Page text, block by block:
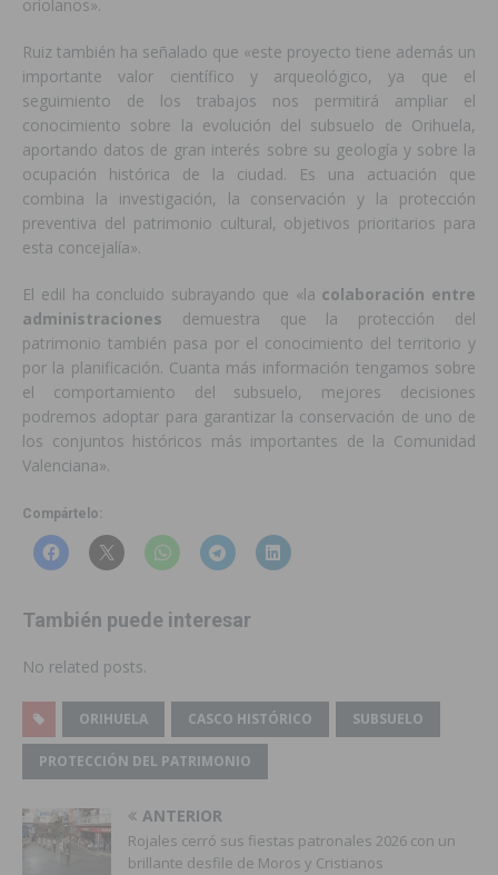
oriolanos».
Ruiz también ha señalado que «este proyecto tiene además un
importante valor científico y arqueológico, ya que el
seguimiento de los trabajos nos permitirá ampliar el
conocimiento sobre la evolución del subsuelo de Orihuela,
aportando datos de gran interés sobre su geología y sobre la
ocupación histórica de la ciudad. Es una actuación que
combina la investigación, la conservación y la protección
preventiva del patrimonio cultural, objetivos prioritarios para
esta concejalía».
El edil ha concluido subrayando que «la colaboración entre
administraciones demuestra que la protección del
patrimonio también pasa por el conocimiento del territorio y
por la planificación. Cuanta más información tengamos sobre
el comportamiento del subsuelo, mejores decisiones
podremos adoptar para garantizar la conservación de uno de
los conjuntos históricos más importantes de la Comunidad
Valenciana».
Compártelo:
También puede interesar
No related posts.
ORIHUELA CASCO HISTÓRICO SUBSUELO
PROTECCIÓN DEL PATRIMONIO
ANTERIOR
Rojales cerró sus fiestas patronales 2026 con un
brillante desfile de Moros y Cristianos